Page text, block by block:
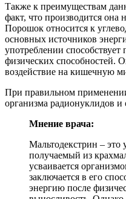
Также к преимуществам
факт, что производится она
Порошок относится к
основных источников
употреблении
физических способностей.
воздействие на кишечную
При правильном
организма радионуклидов и
Мнение врача:
Мальтодекстрин –
получаемый из
усваивается
заключается в его
энергию после